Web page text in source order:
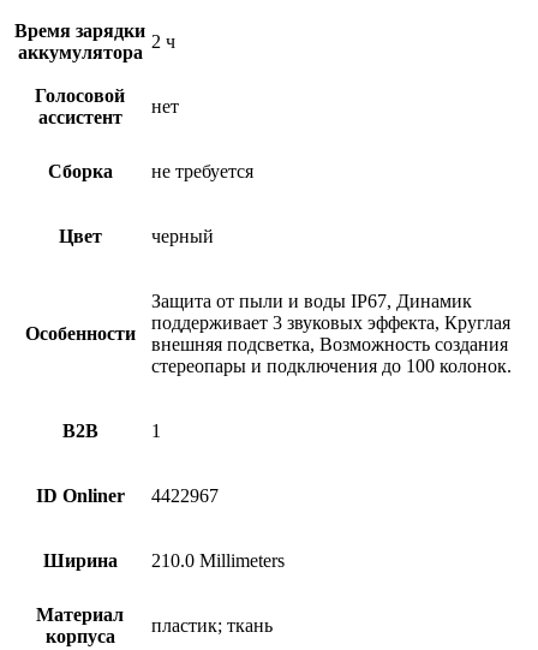
Время зарядки
аккумулятора
2 ч
Голосовой
ассистент
нет
Сборка не требуется
Цвет черный
Особенности
Защита от пыли и воды IP67, Динамик
поддерживает 3 звуковых эффекта, Круглая
внешняя подсветка, Возможность создания
стереопары и подключения до 100 колонок.
B2B 1
ID Onliner 4422967
Ширина 210.0 Millimeters
Материал
корпуса
пластик; ткань